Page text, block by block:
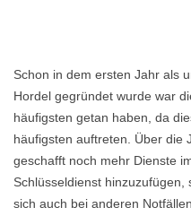
Schon in dem ersten Jahr als
Hordel gegründet wurde war
häufigsten getan haben, da
häufigsten auftreten. Über die
geschafft noch mehr Dienste
Schlüsseldienst
sich auch bei anderen